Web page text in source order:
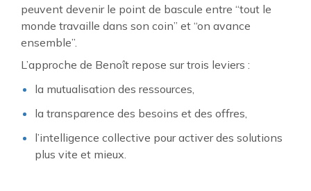
peuvent devenir le point de bascule entre “tout le
monde travaille dans son coin” et “on avance
ensemble”.
L’approche de Benoît repose sur trois leviers :
la mutualisation des ressources,
la transparence des besoins et des offres,
l’intelligence collective pour activer des solutions
plus vite et mieux.